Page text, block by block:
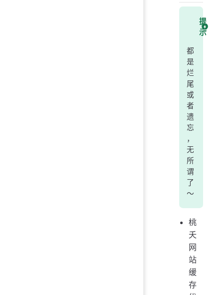
提
示
都
是
烂
尾
或
者
遗
忘
，
无
所
谓
了
～
桃
夭
网
站
缓
存